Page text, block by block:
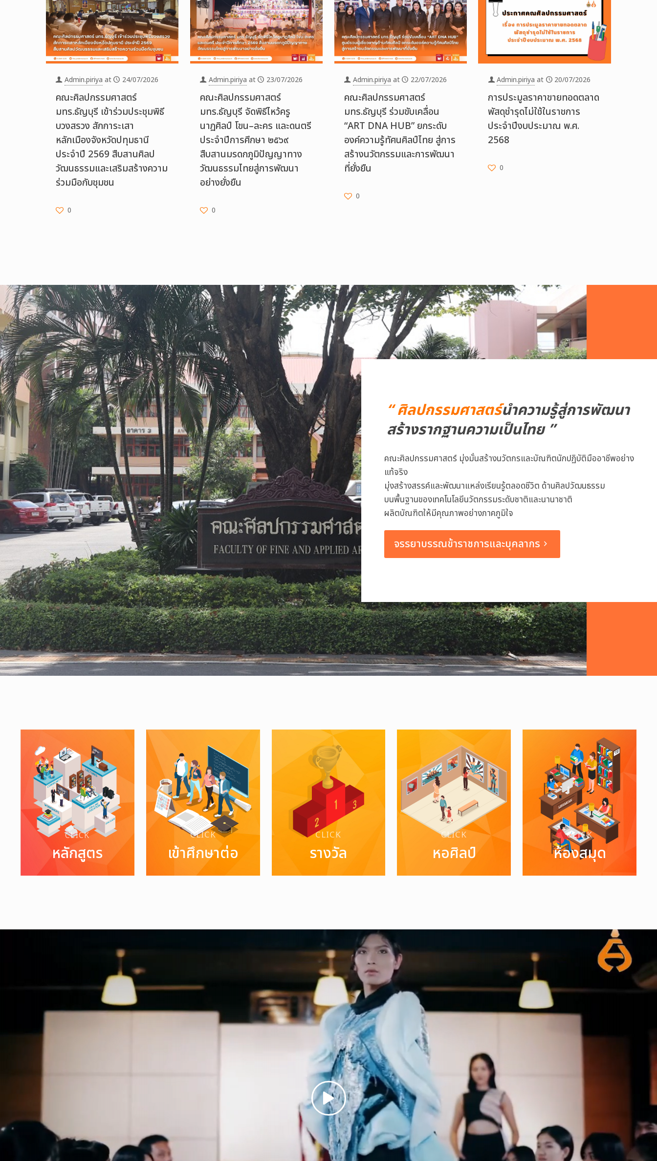
Admin.piriya at 24/07/2026
คณะศิลปกรรมศาสตร์
มทร.ธัญบุรี เข้าร่วมประชุมพิธี
บวงสรวง สักการะเสา
หลักเมืองจังหวัดปทุมธานี
ประจำปี 2569 สืบสานศิลป
วัฒนธรรมและเสริมสร้างความ
ร่วมมือกับชุมชน
0
Admin.piriya at 23/07/2026
คณะศิลปกรรมศาสตร์
มทร.ธัญบุรี จัดพิธีไหว้ครู
นาฏศิลป์ โขน–ละคร และดนตรี
ประจำปีการศึกษา ๒๕๖๙
สืบสานมรดกภูมิปัญญาทาง
วัฒนธรรมไทยสู่การพัฒนา
อย่างยั่งยืน
0
Admin.piriya at 22/07/2026
คณะศิลปกรรมศาสตร์
มทร.ธัญบุรี ร่วมขับเคลื่อน
“ART DNA HUB” ยกระดับ
องค์ความรู้ทัศนศิลป์ไทย สู่การ
สร้างนวัตกรรมและการพัฒนา
ที่ยั่งยืน
0
Admin.piriya at 20/07/2026
การประมูลราคาขายทอดตลาด
พัสดุชำรุดไม่ใช้ในราชการ
ประจำปีงบประมาณ พ.ศ.
2568
0
“ ศิลปกรรมศาสตร์นำความรู้สู่การพัฒนา
สร้างรากฐานความเป็นไทย ”
คณะศิลปกรรมศาสตร์ มุ่งมั่นสร้างนวัตกรและบัณฑิตนักปฏิบัติมืออาชีพอย่าง
แท้จริง
มุ่งสร้างสรรค์และพัฒนาแหล่งเรียนรู้ตลอดชีวิต ด้านศิลปวัฒนธรรม
บนพื้นฐานของเทคโนโลยีนวัตกรรมระดับชาติและนานาชาติ
ผลิตบัณฑิตให้มีคุณภาพอย่างภาคภูมิใจ
จรรยาบรรณข้าราชการและบุคลากร
CLICK
หลักสูตร
CLICK
เข้าศึกษาต่อ
CLICK
รางวัล
CLICK
หอศิลป์
CLICK
ห้องสมุด